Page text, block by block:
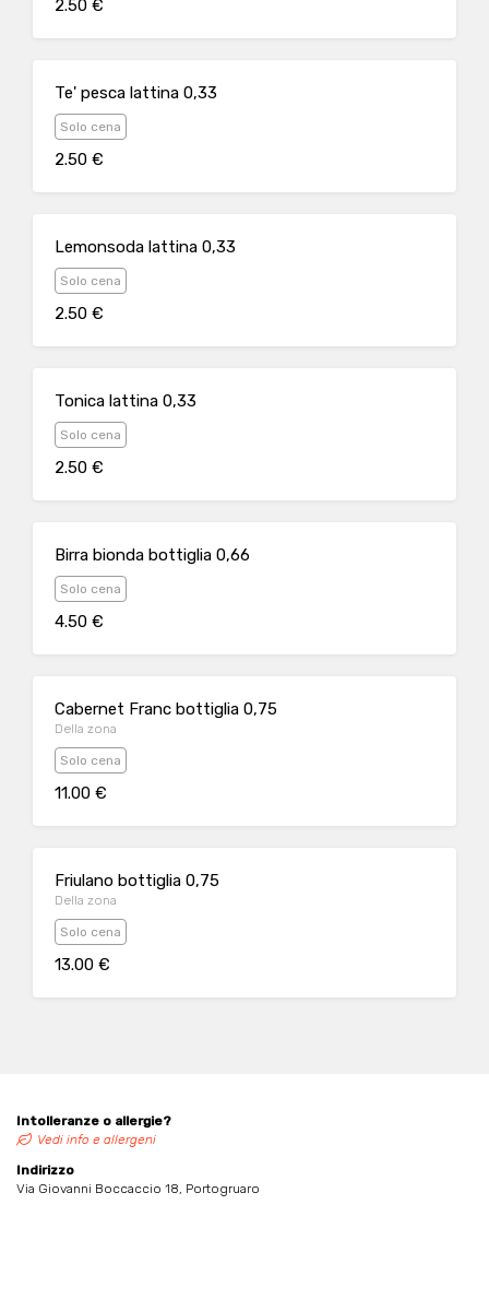
2.50 €
Te' pesca lattina 0,33
Solo cena
2.50 €
Lemonsoda lattina 0,33
Solo cena
2.50 €
Tonica lattina 0,33
Solo cena
2.50 €
Birra bionda bottiglia 0,66
Solo cena
4.50 €
Cabernet Franc bottiglia 0,75
Della zona
Solo cena
11.00 €
Friulano bottiglia 0,75
Della zona
Solo cena
13.00 €
Intolleranze o allergie?
Vedi info e allergeni
Indirizzo
Via Giovanni Boccaccio 18, Portogruaro